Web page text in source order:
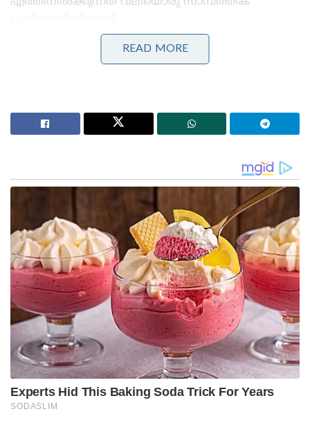
Stories you may like
നടപടികളും അവസാനിപ്പിച്ചു
മിഥുൻ ചക്രവർത്തി ആശുപത്രിയിൽ ; കാണാൻ
നടത്തിക്കഴിഞ്ഞു. ഇതിനായി യുവാവ് എടുത്ത കടം 35
ലക്ഷം രൂപയാണ്. ഇനിയും ഏഴ് സഹോദരിമാരുടെ
വിവാഹം ബാക്കിയുണ്ട്. ഇതിനായി ഏകദേശം 2
മുതൽ 3 കോടി രൂപ വരെ വേണ്ടിവരുമെന്നാണ്
ഇദ്ദേഹം കണക്കാക്കുന്നത്. “ഈ ഏഴ് പേരുടെ
വിവാഹം കൂടി കഴിഞ്ഞാലേ ഞാൻ സ്വന്തം
വിവാഹത്തെക്കുറിച്ച് ചിന്തിക്കൂ. എന്റെ മക്കൾ
ഉണ്ടാകുമ്പോൾ എനിക്ക് പ്രായം 60-70
ആയിട്ടുണ്ടാകും” – ചിരിച്ചുകൊണ്ട് ഈ യുവാവ്
പറയുന്ന വാക്കുകൾ സോഷ്യൽ മീഡിയയെ
കണ്ണീരിലാഴ്ത്തി.
READ MORE